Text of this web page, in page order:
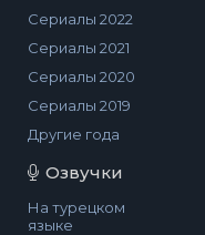
Сериалы 2022
Сериалы 2021
Сериалы 2020
Сериалы 2019
Другие года
Озвучки
На турецком
языке